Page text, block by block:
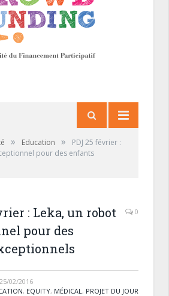
» Education »
PDJ 25 février :
pour des enfants
: Leka, un robot
pour des
0
25/02/2016
, EQUITY, MÉDICAL, PROJET DU JOUR